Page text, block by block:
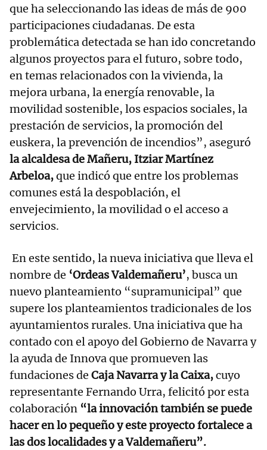
que ha seleccionando las ideas de más de 900
participaciones ciudadanas. De esta
problemática detectada se han ido concretando
algunos proyectos para el futuro, sobre todo,
en temas relacionados con la vivienda, la
mejora urbana, la energía renovable, la
movilidad sostenible, los espacios sociales, la
prestación de servicios, la promoción del
euskera, la prevención de incendios”, aseguró
la alcaldesa de Mañeru, Itziar Martínez
Arbeloa,que indicó que entre los problemas
comunes está la despoblación, el
envejecimiento, la movilidad o el acceso a
servicios.
En este sentido, la nueva iniciativa que lleva el
nombre de ‘Ordeas Valdemañeru’, busca un
nuevo planteamiento “supramunicipal” que
supere los planteamientos tradicionales de los
ayuntamientos rurales. Una iniciativa que ha
contado con el apoyo del Gobierno de Navarra y
la ayuda de Innova que promueven las
fundaciones de Caja Navarra y la Caixa,cuyo
representante Fernando Urra, felicitó por esta
colaboración “la innovación también se puede
hacer en lo pequeño y este proyecto fortalece a
las dos localidades y a Valdemañeru”.